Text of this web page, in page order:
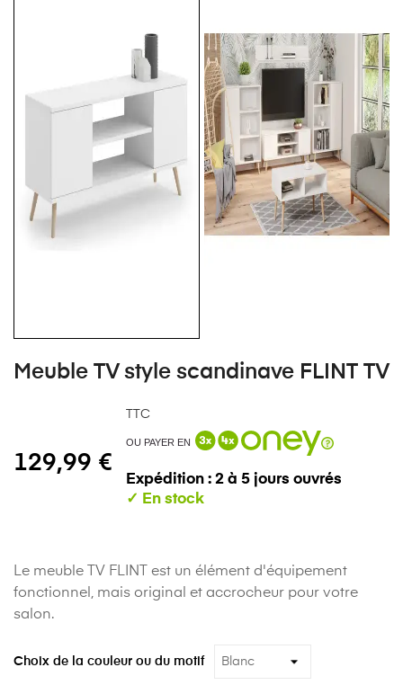
Meuble TV style scandinave FLINT TV
129,99 €
TTC
OU PAYER EN
Expédition : 2 à 5 jours ouvrés
Le meuble TV FLINT est un élément d'équipement
fonctionnel, mais original et accrocheur pour votre
salon.
Choix de la couleur ou du motif